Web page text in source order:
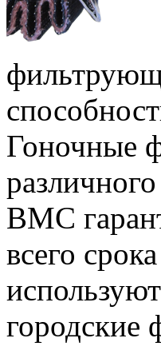
Гоночные
BMC
всего
городские